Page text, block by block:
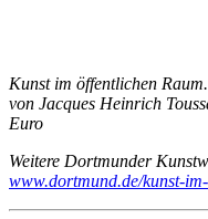
Kunst im öffentlichen
von Jacques Heinrich
Euro
Weitere Dortmunder
www.dortmund.de/kunst-